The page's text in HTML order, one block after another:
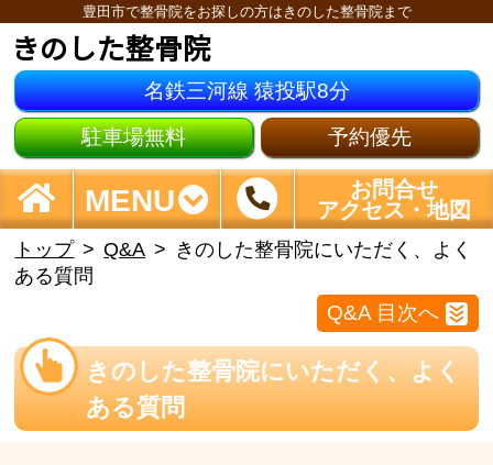
豊田市で整骨院をお探しの方はきのした整骨院まで
きのした整骨院
名鉄三河線 猿投駅8分
駐車場無料 予約優先
MENU
お問合せ
アクセス・地図
トップ Q&A
きのした整骨院にいただく、よく
ある質問
Q&A 目次へ
きのした整骨院にいただく、よく
ある質問